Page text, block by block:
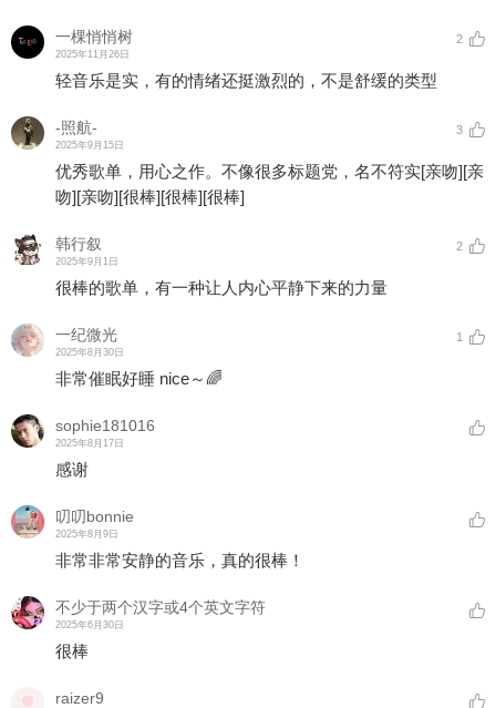
一棵悄悄树
2025年11月26日
2
轻音乐是实，有的情绪还挺激烈的，不是舒缓的类型
-照航-
2025年9月15日
3
优秀歌单，用心之作。不像很多标题党，名不符实[亲吻][亲
吻][亲吻][很棒][很棒][很棒]
韩行叙
2025年9月1日
2
很棒的歌单，有一种让人内心平静下来的力量
一纪微光
2025年8月30日
1
非常催眠好睡 nice～🌈
sophie181016
2025年8月17日
感谢
叨叨bonnie
2025年8月9日
非常非常安静的音乐，真的很棒！
不少于两个汉字或4个英文字符
2025年6月30日
很棒
raizer9